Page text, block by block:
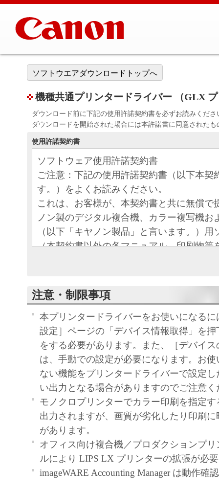
ソフトウエアダウンロードトップへ
機種共通プリンタードライバー （GLX
ダウンロード前に下記の使用許諾契約書を必ずお読みくださ
ダウンロードを開始された場合には本許諾書に同意された
使用許諾契約書
ソフトウェア使用許諾契約書
ご注意：下記の使用許諾契約書（以下本契
す。）をよくお読みください。
これは、お客様が、本契約書と共に無償で
ノン製のデジタル複合機、カラー複写機お
（以下「キヤノン製品」と言います。）用
（本契約書以外の各マニュアル、印刷物等
す。）との間の契約書です。
お客様は、『同意』を示す下記のボタンを
点、または「本ソフトウェア」のインスト
をもって、本契約書に同意したことになり
お客様が本契約書に同意できない場合、「
ア」を使用することはできません。
１．許諾
(1) キヤノンは、お客様が「キヤノン製品
のために、「キヤノン製品」に直接または
通じ接続される複数のコンピューター（以
と言います。）において、「本ソフトウェ
契約書においては、「本ソフトウェア」を
の記憶媒体上にインストールすること、ま
ターにおいて表示すること、アクセスする
注意・制限事項
本プリンタードライバーをお使いになる
設定］ページの「デバイス情報取得」を
をする必要があります。また、［デバイ
は、手動での設定が必要になります。お
ない機能をプリンタードライバーで設定
い出力となる場合がありますのでご注意く
モノクロプリンターでカラー印刷を指定
出力されますが、画質が劣化したり印刷
があります。
オフィス向け複合機／プロダクションプ
ルにより LIPS LX プリンターの拡張が必
imageWARE Accounting Manager は動作確